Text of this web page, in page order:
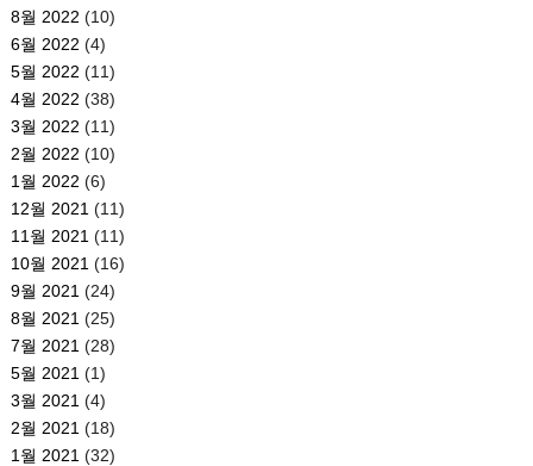
8월 2022 (10)
6월 2022 (4)
5월 2022 (11)
4월 2022 (38)
3월 2022 (11)
2월 2022 (10)
1월 2022 (6)
12월 2021 (11)
11월 2021 (11)
10월 2021 (16)
9월 2021 (24)
8월 2021 (25)
7월 2021 (28)
5월 2021 (1)
3월 2021 (4)
2월 2021 (18)
1월 2021 (32)